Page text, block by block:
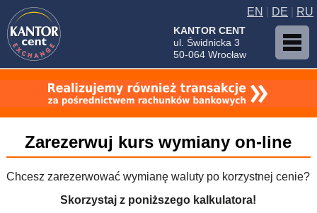
KANTOR CENT
ul. Świdnicka 3
50-064 Wrocław
EN DE RU
Zarezerwuj kurs wymiany on-line
Chcesz zarezerwować wymianę waluty po korzystnej cenie?
Skorzystaj z poniższego kalkulatora!